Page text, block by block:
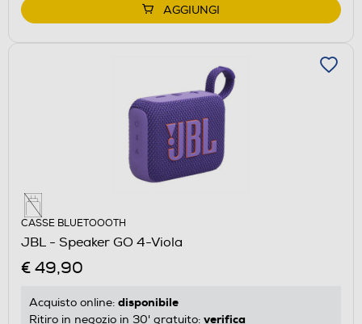
AGGIUNGI
CASSE BLUETOOOTH
JBL - Speaker GO 4-Viola
€ 49,90
Acquisto online: disponibile
Ritiro in negozio in 30' gratuito: verifica